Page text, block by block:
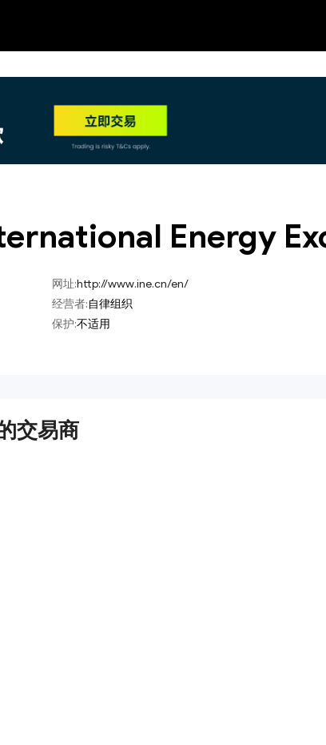
Energy
网址:http://www.ine.cn/en/
经营者:自律组织
保护:不适用
交易商